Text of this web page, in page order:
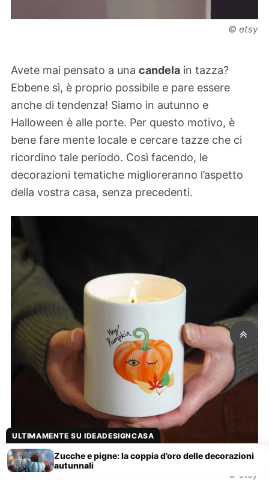
© etsy
Avete mai pensato a una candela in tazza?
Ebbene sì, è proprio possibile e pare essere
anche di tendenza! Siamo in autunno e
Halloween è alle porte. Per questo motivo, è
bene fare mente locale e cercare tazze che ci
ricordino tale periodo. Così facendo, le
decorazioni tematiche miglioreranno l’aspetto
della vostra casa, senza precedenti.
© etsy
ULTIMAMENTE SU IDEADESIGNCASA
Zucche e pigne: la coppia d’oro delle decorazioni
autunnali